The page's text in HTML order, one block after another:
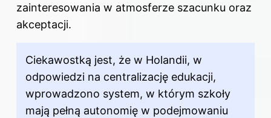
zainteresowania w atmosferze szacunku oraz
akceptacji.
Ciekawostką jest, że w Holandii, w
odpowiedzi na centralizację edukacji,
wprowadzono system, w którym szkoły
mają pełną autonomię w podejmowaniu